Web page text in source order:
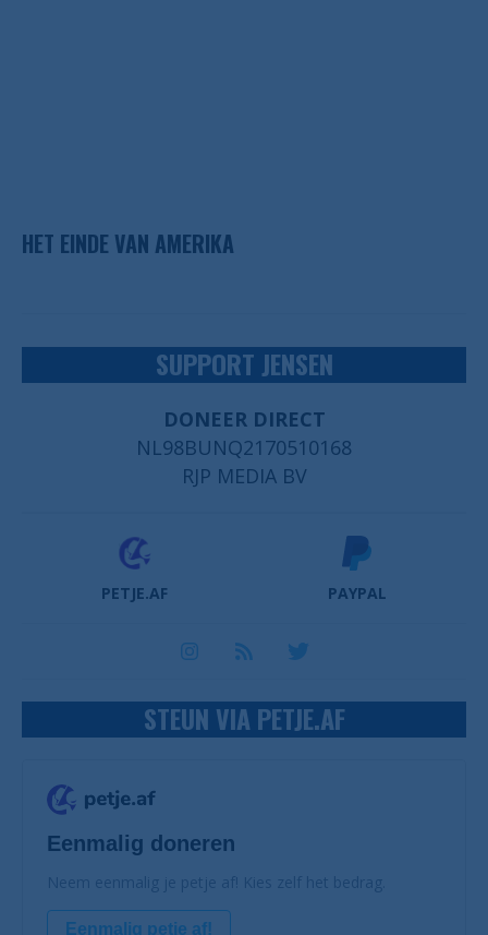
HET EINDE VAN AMERIKA
SUPPORT JENSEN
DONEER DIRECT
NL98BUNQ2170510168
RJP MEDIA BV
PETJE.AF PAYPAL
STEUN VIA PETJE.AF
Eenmalig doneren
Neem eenmalig je petje af! Kies zelf het bedrag.
Eenmalig petje af!